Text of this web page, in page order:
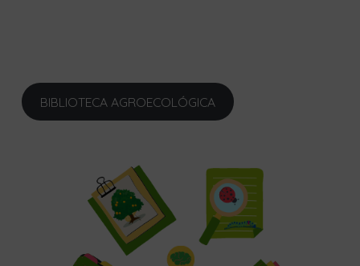
BIBLIOTECA AGROECOLÓGICA